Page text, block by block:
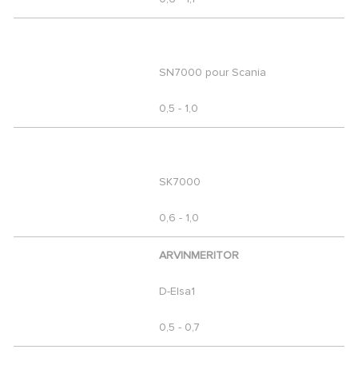
SN7000 pour Scania
0,5 - 1,0
SK7000
0,6 - 1,0
ARVINMERITOR
D-Elsa1
0,5 - 0,7